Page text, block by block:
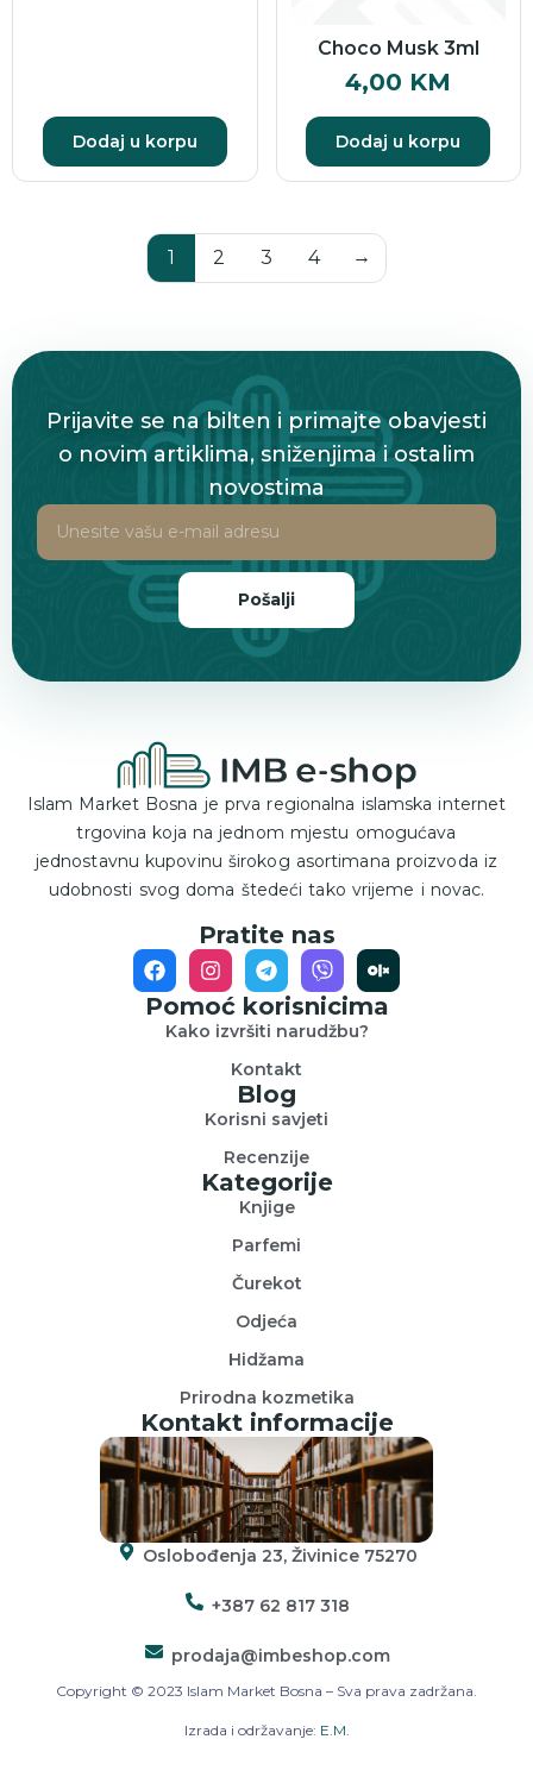
Dodaj u korpu
Choco Musk 3ml
4,00 KM
Dodaj u korpu
1 2 3 4 →
Prijavite se na bilten i primajte obavjesti
o novim artiklima, sniženjima i ostalim
novostima
Pošalji
Islam Market Bosna je prva regionalna islamska internet
trgovina koja na jednom mjestu omogućava
jednostavnu kupovinu širokog asortimana proizvoda iz
udobnosti svog doma štedeći tako vrijeme i novac.
Pratite nas
Pomoć korisnicima
Kako izvršiti narudžbu?
Kontakt
Blog
Korisni savjeti
Recenzije
Kategorije
Knjige
Parfemi
Čurekot
Odjeća
Hidžama
Prirodna kozmetika
Kontakt informacije
Oslobođenja 23, Živinice 75270
+387 62 817 318
prodaja@imbeshop.com
Copyright © 2023 Islam Market Bosna – Sva prava zadržana.
Izrada i održavanje: E.M.